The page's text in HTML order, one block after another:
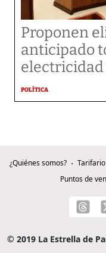
Proponen
anticipado
electricidad
POLÍTICA
¿Quiénes somos? Tarifario
Puntos de
© 2019 La Estrella de